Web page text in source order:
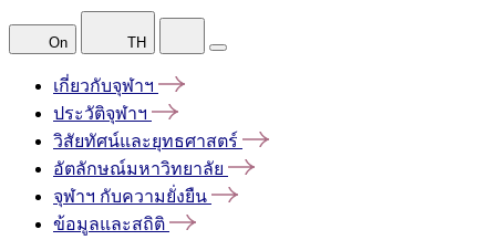
On TH
เกี่ยวกับจุฬาฯ
ประวัติจุฬาฯ
วิสัยทัศน์และยุทธศาสตร์
อัตลักษณ์มหาวิทยาลัย
จุฬาฯ กับความยั่งยืน
ข้อมูลและสถิติ